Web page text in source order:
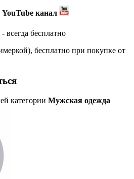
канал
всегда бесплатно
бесплатно при покупке от
категории Мужская одежда